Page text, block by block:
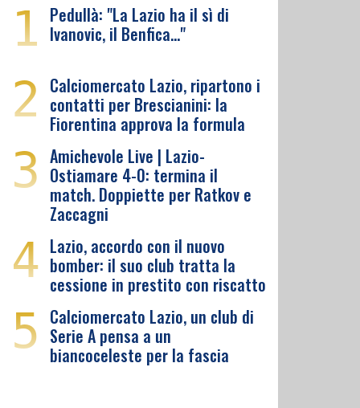
1 Pedullà: "La Lazio ha il sì di
Ivanovic, il Benfica…"
2 Calciomercato Lazio, ripartono i
contatti per Brescianini: la
Fiorentina approva la formula
3 Amichevole Live | Lazio-
Ostiamare 4-0: termina il
match. Doppiette per Ratkov e
Zaccagni
4 Lazio, accordo con il nuovo
bomber: il suo club tratta la
cessione in prestito con riscatto
5 Calciomercato Lazio, un club di
Serie A pensa a un
biancoceleste per la fascia